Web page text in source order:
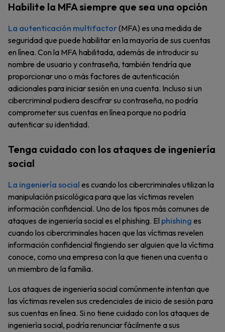
Habilite la MFA siempre que sea una opción
La autenticación multifactor(MFA) es una medida de
seguridad que puede habilitar en la mayoría de sus cuentas
en línea. Con la MFA habilitada, además de introducir su
nombre de usuario y contraseña, también tendría que
proporcionar uno o más factores de autenticación
adicionales para iniciar sesión en una cuenta. Incluso si un
cibercriminal pudiera descifrar su contraseña, no podría
comprometer sus cuentas en línea porque no podría
autenticar su identidad.
Tenga cuidado con los ataques de ingeniería
social
La ingeniería social es cuando los cibercriminales utilizan la
manipulación psicológica para que las víctimas revelen
información confidencial. Uno de los tipos más comunes de
ataques de ingeniería social es el phishing. El phishing es
cuando los cibercriminales hacen que las víctimas revelen
información confidencial fingiendo ser alguien que la víctima
conoce, como una empresa con la que tienen una cuenta o
un miembro de la familia.
Los ataques de ingeniería social comúnmente intentan que
las víctimas revelen sus credenciales de inicio de sesión para
sus cuentas en línea. Si no tiene cuidado con los ataques de
ingeniería social, podría renunciar fácilmente a sus